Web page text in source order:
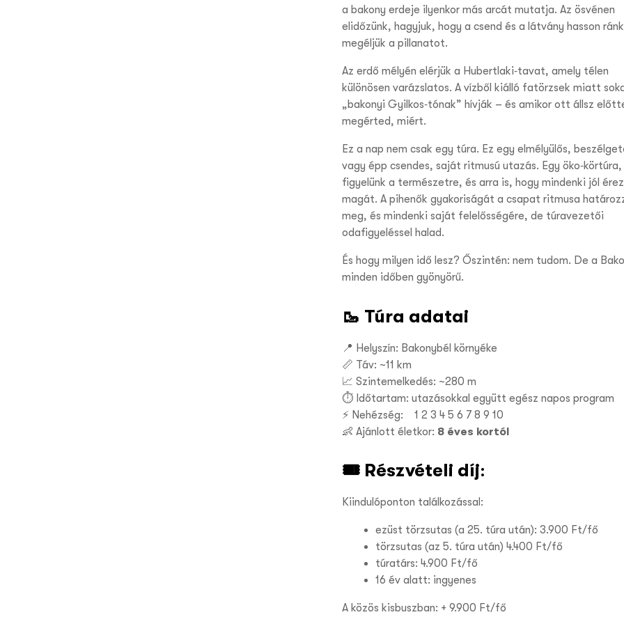
a bakony erdeje ilyenkor más arcát mutatja. Az ösvénen
elidőzünk, hagyjuk, hogy a csend és a látvány hasson
megéljük a pillanatot.
Az erdő mélyén elérjük a Hubertlaki‑tavat, amely télen
különösen varázslatos. A vízből kiálló fatörzsek miatt
„bakonyi Gyilkos‑tónak” hívják – és amikor ott állsz
megérted, miért.
Ez a nap nem csak egy túra. Ez egy elmélyülős,
vagy épp csendes, saját ritmusú utazás. Egy öko‑körtúra,
figyelünk a természetre, és arra is, hogy mindenki jól
magát. A pihenők gyakoriságát a csapat ritmusa
meg, és mindenki saját felelősségére, de túravezetői
odafigyeléssel halad.
És hogy milyen idő lesz? Őszintén: nem tudom. De a
minden időben gyönyörű.
🥾 Túra adatai
📍 Helyszín: Bakonybél környéke
📏 Táv: ~11 km
📈 Szintemelkedés: ~280 m
⏱️ Időtartam: utazásokkal együtt egész napos program
⚡ Nehézség: 1 2 3 45 6 7 8 9 10
👶 Ajánlott életkor: 8 éves kortól
🎟️ Részvételi díj:
Kiindulóponton találkozással:
ezüst törzsutas (a 25. túra után): 3.900 Ft/fő
törzsutas (az 5. túra után) 4.400 Ft/fő
túratárs: 4.900 Ft/fő
16 év alatt: ingyenes
A közös kisbuszban: + 9.900 Ft/fő